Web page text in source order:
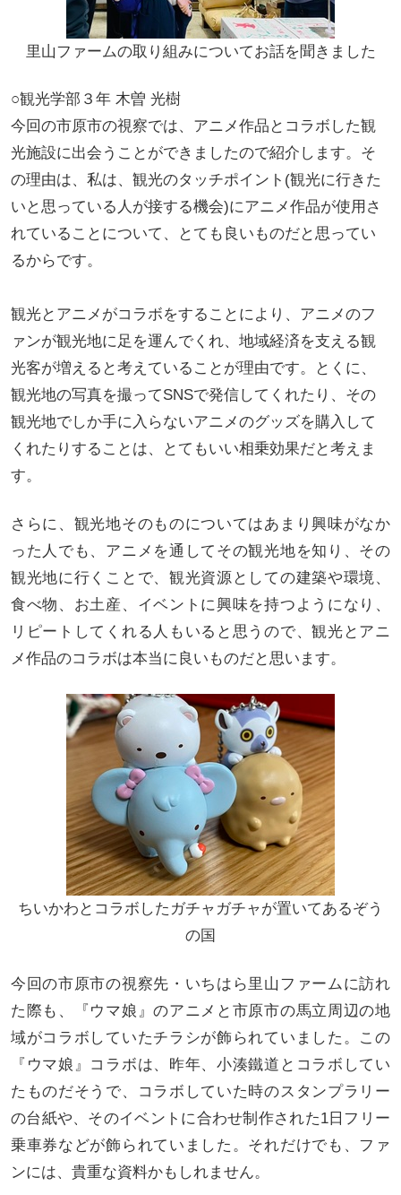
里山ファームの取り組みについてお話を聞きました
○観光学部３年 木曽 光樹
今回の市原市の視察では、アニメ作品とコラボした観
光施設に出会うことができましたので紹介します。そ
の理由は、私は、観光のタッチポイント(観光に行きた
いと思っている人が接する機会)にアニメ作品が使用さ
れていることについて、とても良いものだと思ってい
るからです。
観光とアニメがコラボをすることにより、アニメのフ
ァンが観光地に足を運んでくれ、地域経済を支える観
光客が増えると考えていることが理由です。とくに、
観光地の写真を撮ってSNSで発信してくれたり、その
観光地でしか手に入らないアニメのグッズを購入して
くれたりすることは、とてもいい相乗効果だと考えま
す。
さらに、観光地そのものについてはあまり興味がなか
った人でも、アニメを通してその観光地を知り、その
観光地に行くことで、観光資源としての建築や環境、
食べ物、お土産、イベントに興味を持つようになり、
リピートしてくれる人もいると思うので、観光とアニ
メ作品のコラボは本当に良いものだと思います。
ちいかわとコラボしたガチャガチャが置いてあるぞう
の国
今回の市原市の視察先・いちはら里山ファームに訪れ
た際も、『ウマ娘』のアニメと市原市の馬立周辺の地
域がコラボしていたチラシが飾られていました。この
『ウマ娘』コラボは、昨年、小湊鐵道とコラボしてい
たものだそうで、コラボしていた時のスタンプラリー
の台紙や、そのイベントに合わせ制作された1日フリー
乗車券などが飾られていました。それだけでも、ファ
ンには、貴重な資料かもしれません。